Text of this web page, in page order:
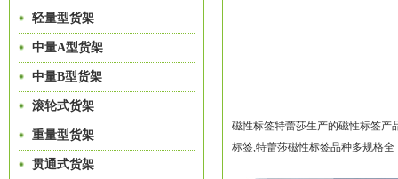
轻量型货架
中量A型货架
中量B型货架
滚轮式货架
重量型货架
贯通式货架
磁性标签特蕾莎生产的磁性标签产
标签,特蕾莎磁性标签品种多规格全